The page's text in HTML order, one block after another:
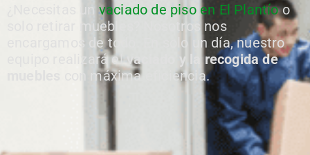
¿Necesitas un vaciado de piso en El Plantíoo
solo retirar muebles? Nosotros nos
encargamos de todo. En solo un día, nuestro
equipo realizará el vaciado y la recogida de
con máxima eficiencia.